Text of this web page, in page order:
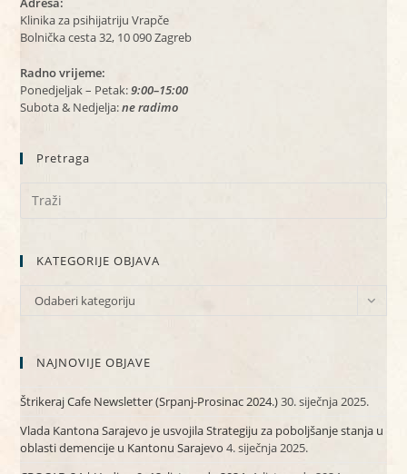
Klinika za psihijatriju Vrapče
Bolnička cesta 32, 10 090 Zagreb
Radno vrijeme:
Ponedjeljak – Petak:9:00–15:00
Subota & Nedjelja:ne radimo
Pretraga
KATEGORIJE OBJAVA
KATEGORIJE
Odaberi kategoriju
NAJNOVIJE OBJAVE
Štrikeraj Cafe Newsletter (Srpanj-Prosinac 2024.)30. siječnja 2025.
Vlada Kantona Sarajevo je usvojila Strategiju za poboljšanje stanja u
oblasti demencije u Kantonu Sarajevo 4. siječnja 2025.